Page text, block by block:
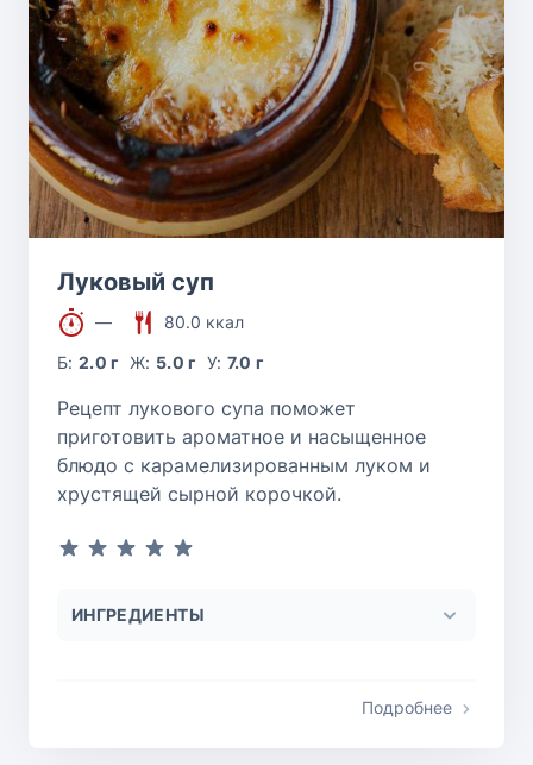
Луковый суп
—
80.0 ккал
Б:2.0 г Ж: 5.0 г У: 7.0 г
Рецепт лукового супа поможет
приготовить ароматное и насыщенное
блюдо с карамелизированным луком и
хрустящей сырной корочкой.
ИНГРЕДИЕНТЫ
Подробнее